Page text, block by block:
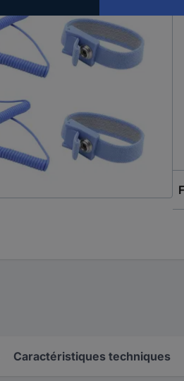
Caractéristiques techniques